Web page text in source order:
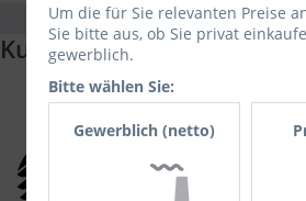
Kunden und Referenzen
Um die für Sie relevanten Preise
Sie bitte aus, ob Sie privat
gewerblich.
Bitte wählen Sie:
Gewerblich (netto)